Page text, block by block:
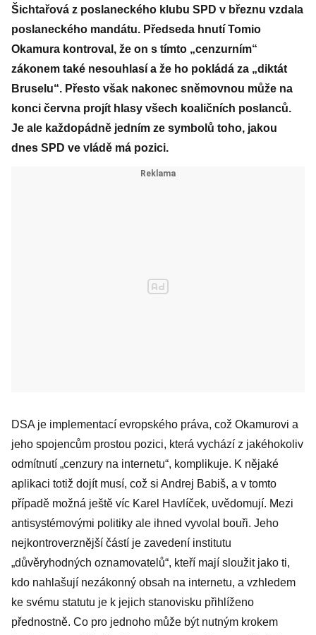
Šichtařová z poslaneckého klubu SPD v březnu vzdala
poslaneckého mandátu. Předseda hnutí Tomio
Okamura kontroval, že on s tímto „cenzurním“
zákonem také nesouhlasí a že ho pokládá za „diktát
Bruselu“. Přesto však nakonec sněmovnou může na
konci června projít hlasy všech koaličních poslanců.
Je ale každopádně jedním ze symbolů toho, jakou
dnes SPD ve vládě má pozici.
DSA je implementací evropského práva, což Okamurovi a
jeho spojencům prostou pozici, která vychází z jakéhokoliv
odmítnutí „cenzury na internetu“, komplikuje. K nějaké
aplikaci totiž dojít musí, což si Andrej Babiš, a v tomto
případě možná ještě víc Karel Havlíček, uvědomují. Mezi
antisystémovými politiky ale ihned vyvolal bouři. Jeho
nejkontroverznější částí je zavedení institutu
„důvěryhodných oznamovatelů“, kteří mají sloužit jako ti,
kdo nahlašují nezákonný obsah na internetu, a vzhledem
ke svému statutu je k jejich stanovisku přihlíženo
přednostně. Co pro jednoho může být nutným krokem